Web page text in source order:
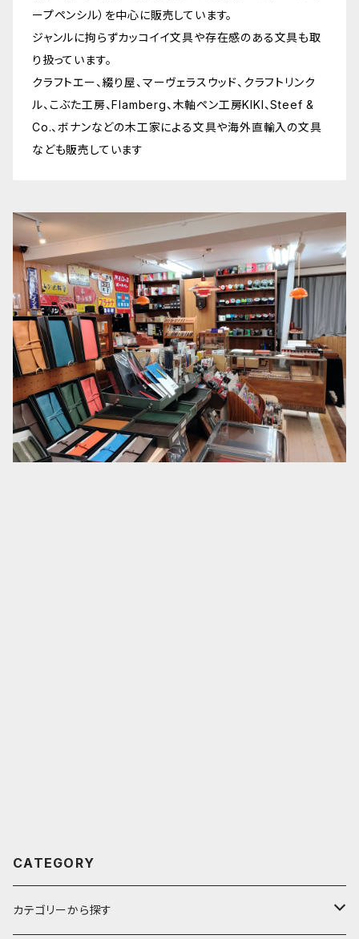
ープペンシル）を中心に販売しています。
ジャンルに拘らずカッコイイ文具や存在感のある文具も取
り扱っています。
クラフトエー、綴り屋、マーヴェラスウッド、クラフトリンク
ル、こぶた工房、Flamberg、木軸ペン工房KIKI、Steef &
Co.、ボナンなどの木工家による文具や海外直輸入の文具
なども販売しています
CATEGORY
カテゴリーから探す